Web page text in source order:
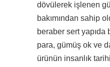
dövülerek işlenen
bakımından sahip
beraber sert yapıda
para, gümüş ok ve
ürünün insanlık